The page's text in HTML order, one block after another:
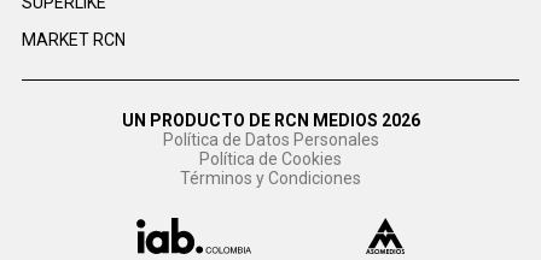
MARKET RCN
UN PRODUCTO DE RCN MEDIOS 2026
Política de Datos Personales
Política de Cookies
Términos y Condiciones